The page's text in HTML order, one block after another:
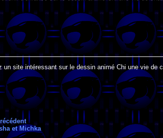
un site intéressant sur le dessin animé Chi une vie de
et Michka